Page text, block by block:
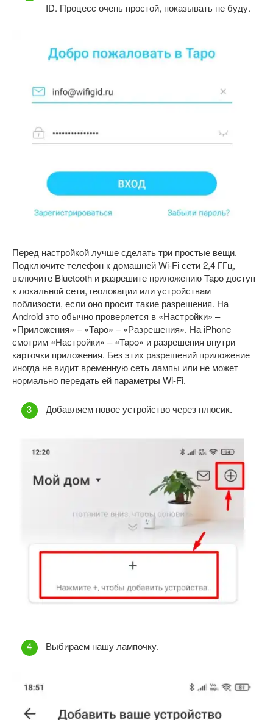
ID. Процесс очень простой, показывать не буду.
Перед настройкой лучше сделать три простые вещи.
Подключите телефон к домашней Wi-Fi сети 2,4 ГГц,
включите Bluetooth и разрешите приложению Tapo доступ
к локальной сети, геолокации или устройствам
поблизости, если оно просит такие разрешения. На
Android это обычно проверяется в «Настройки» –
«Приложения» – «Tapo» – «Разрешения». На iPhone
смотрим «Настройки» – «Tapo» и разрешения внутри
карточки приложения. Без этих разрешений приложение
иногда не видит временную сеть лампы или не может
нормально передать ей параметры Wi-Fi.
Добавляем новое устройство через плюсик.
Выбираем нашу лампочку.